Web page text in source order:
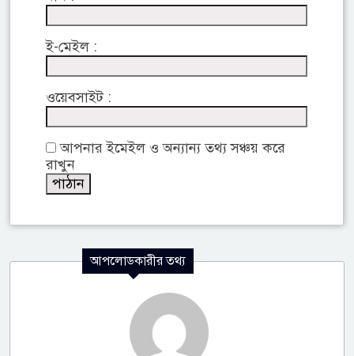
ই-মেইল :
ওয়েবসাইট :
আপনার ইমেইল ও অন্যান্য তথ্য সঞ্চয় করে
রাখুন
আপলোডকারীর তথ্য